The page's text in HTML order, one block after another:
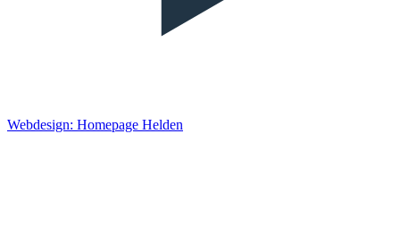
Webdesign: Homepage Helden